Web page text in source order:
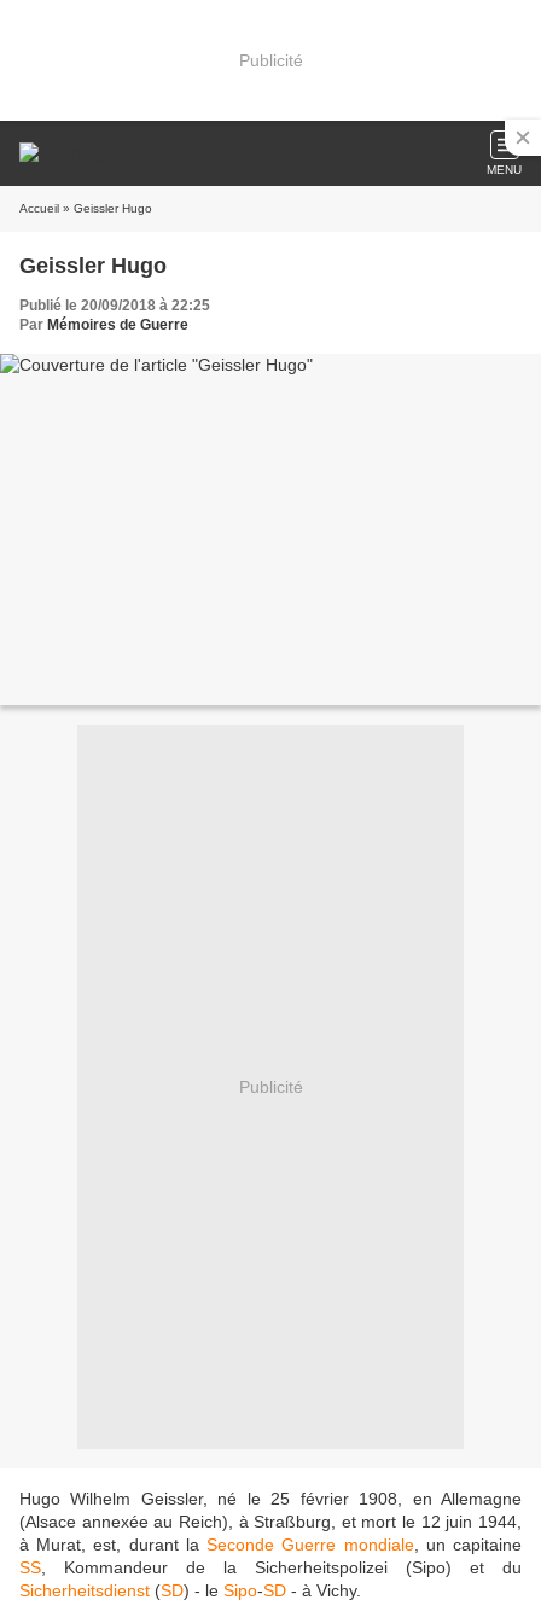
Publicité
MENU
Accueil » Geissler Hugo
Geissler Hugo
Publié le 20/09/2018 à 22:25
Par Mémoires de Guerre
Publicité
Hugo Wilhelm Geissler, né le 25 février 1908, en Allemagne
(Alsace annexée au Reich), à Straßburg, et mort le 12 juin 1944,
à Murat, est, durant laSeconde Guerre mondiale, un capitaine
SS , Kommandeur de la Sicherheitspolizei (Sipo) et du
Sicherheitsdienst (SD) - le Sipo-SD - à Vichy.